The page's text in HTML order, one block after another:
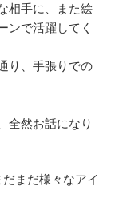
相手に、また絵
ンで活躍してく
り、手張りでの
全然お話になり
まだ様々なアイ